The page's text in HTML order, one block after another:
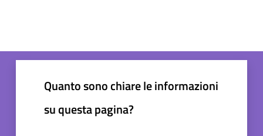
Quanto sono chiare le informazioni
su questa pagina?